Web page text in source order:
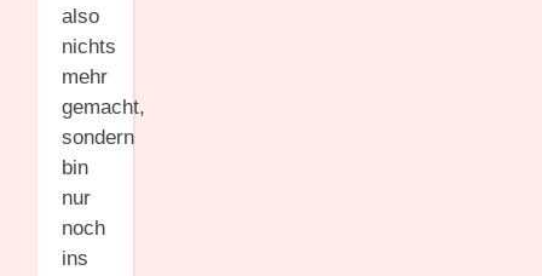
also
nichts
mehr
gemacht,
sondern
bin
nur
noch
ins